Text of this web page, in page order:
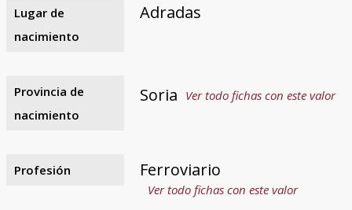
Lugar de
nacimiento
Adradas
Provincia de
nacimiento
Soria Ver todo fichas con este valor
Profesión Ferroviario
Ver todo fichas con este valor